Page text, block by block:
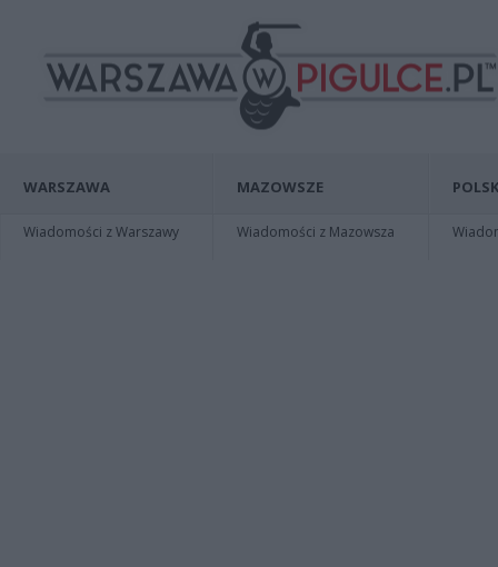
WARSZAWA
Wiadomości z Warszawy
MAZOWSZE
Wiadomości z Mazowsza